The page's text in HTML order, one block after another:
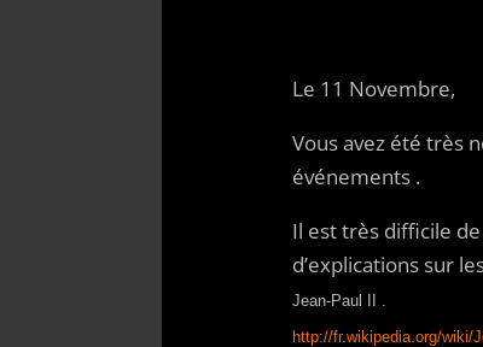
Le 11 Novembre,
Vous avez été très
événements .
Il est très difficile
d’explications sur
Jean-Paul II .
http://fr.wikipedia.org/wiki/